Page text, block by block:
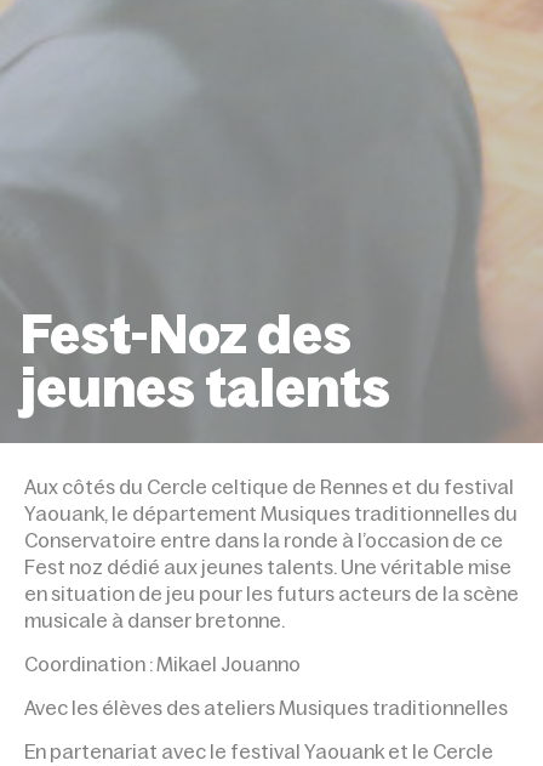
Fest-Noz des
jeunes talents
Aux côtés du Cercle celtique de Rennes et du festival
Yaouank, le département Musiques traditionnelles du
Conservatoire entre dans la ronde à l’occasion de ce
Fest noz dédié aux jeunes talents. Une véritable mise
en situation de jeu pour les futurs acteurs de la scène
musicale à danser bretonne.
Coordination : Mikael Jouanno
Avec les élèves des ateliers Musiques traditionnelles
En partenariat avec le festival Yaouank et le Cercle